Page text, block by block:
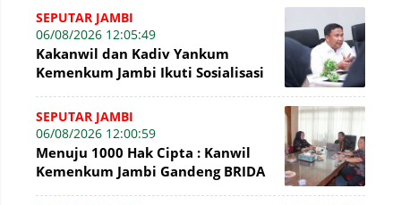
Gratis
SEPUTAR JAMBI
06/08/2026 12:05:49
Kakanwil dan Kadiv Yankum
Kemenkum Jambi Ikuti Sosialisasi
Secara Admin
SEPUTAR JAMBI
06/08/2026 12:00:59
Menuju 1000 Hak Cipta : Kanwil
Kemenkum Jambi Gandeng BRIDA